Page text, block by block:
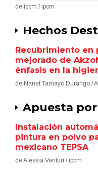
de ipcm / ipcm
Hechos
Recubrimiento en
mejorado de
énfasis en la
de Nanet Tamayo Durango /
Apuesta
Instalación
pintura en polvo
mexicano TEPSA
de Alessia Venturi / ipcm